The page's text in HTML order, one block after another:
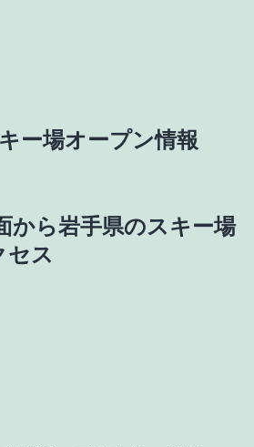
ー場オープン情報
から岩手県のスキー場
セス